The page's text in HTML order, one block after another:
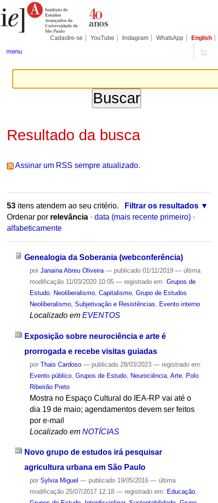
para
conteúdo.
Pessoais
Cadastre-se YouTube Instagram WhatsApp English
menu
Resultado da busca
Assinar um RSS sempre atualizado.
53itens atendem ao seu critério.
Filtrar os resultados
Ordenar por relevância · data (mais recente primeiro) ·
alfabeticamente
Genealogia da Soberania (webconferência)
por Janaina Abreu Oliveira — publicado01/11/2019 — última
modificação11/03/2020 10:05 — registrado em: Grupos de
Estudo, Neoliberalismo, Capitalismo, Grupo de Estudos
Neoliberalismo, Subjetivação e Resistências
Evento interno
Localizado em EVENTOS
Exposição sobre neurociência e arte é
prorrogada e recebe visitas guiadas
por Thais Cardoso — publicado28/03/2023 — registrado em:
Evento público, Grupos de Estudo, Neurociência, Arte, Polo
Ribeirão Preto
Mostra no Espaço Cultural do IEA-RP vai até o
dia 19 de maio; agendamentos devem ser feitos
por e-mail
Localizado em NOTÍCIAS
Novo grupo de estudos irá pesquisar
agricultura urbana em São Paulo
por Sylvia Miguel — publicado19/05/2016 — última
modificação25/07/2017 12:18 — registrado em: Educação,